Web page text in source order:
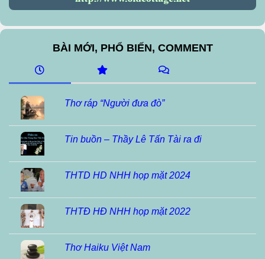
BÀI MỚI, PHỔ BIẾN, COMMENT
Thơ ráp “Người đưa đò”
Tin buồn – Thầy Lê Tấn Tài ra đi
THTD HD NHH họp mặt 2024
THTĐ HĐ NHH họp mặt 2022
Thơ Haiku Việt Nam